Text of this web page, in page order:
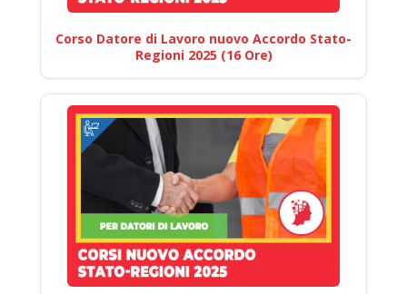
Corso Datore di Lavoro nuovo Accordo Stato-
Regioni 2025 (16 Ore)